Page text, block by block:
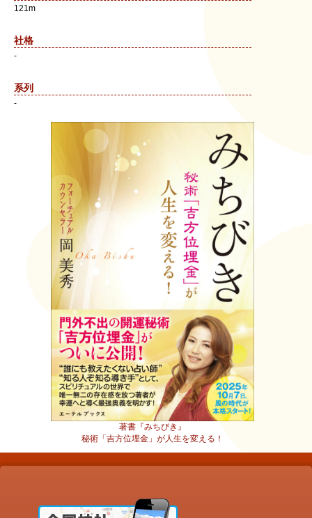
121m
社格
-
系列
-
著書『みちびき』
秘術「吉方位埋金」が人生を変える！